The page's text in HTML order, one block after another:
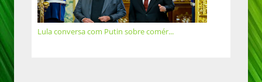
Lula conversa com Putin sobre comér...